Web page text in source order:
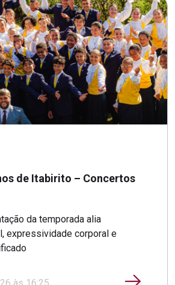
de Itabirito – Concertos
da temporada alia
expressividade corporal e